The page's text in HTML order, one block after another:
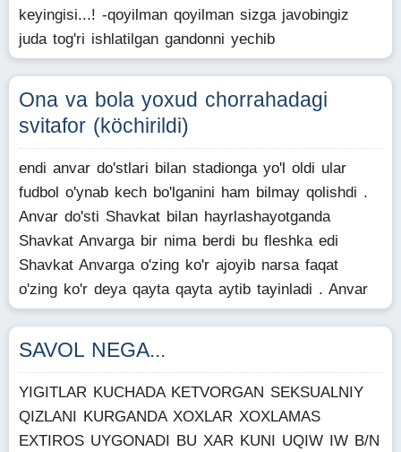
keyingisi...! -qoyilman qoyilman sizga javobingiz
juda tog'ri ishlatilgan gandonni yechib
Ona va bola yoxud chorrahadagi
svitafor (köchirildi)
endi anvar do'stlari bilan stadionga yo'l oldi ular
fudbol o'ynab kech bo'lganini ham bilmay qolishdi .
Anvar do'sti Shavkat bilan hayrlashayotganda
Shavkat Anvarga bir nima berdi bu fleshka edi
Shavkat Anvarga o'zing ko'r ajoyib narsa faqat
o'zing ko'r deya qayta qayta aytib tayinladi . Anvar
SAVOL NEGA...
YIGITLAR KUCHADA KETVORGAN SEKSUALNIY
QIZLANI KURGANDA XOXLAR XOXLAMAS
EXTIROS UYGONADI BU XAR KUNI UQIW IW B/N